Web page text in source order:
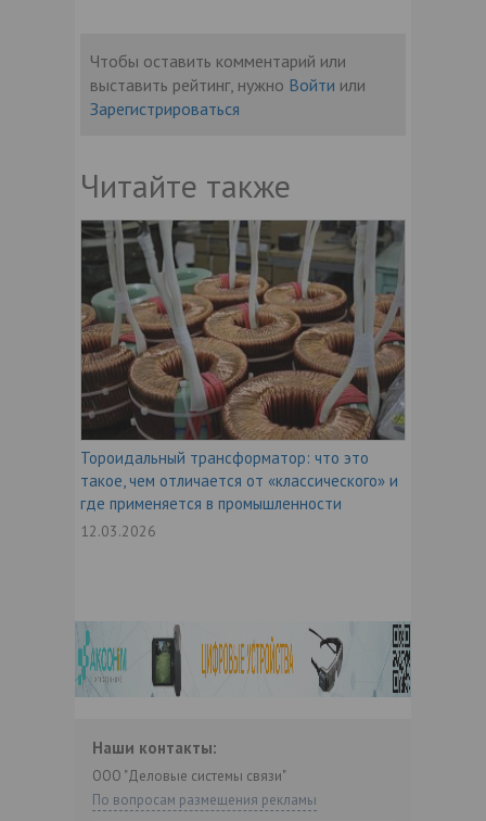
Чтобы оставить комментарий или
выставить рейтинг, нужно Войти или
Зарегистрироваться
Читайте также
Тороидальный трансформатор: что это
такое, чем отличается от «классического» и
где применяется в промышленности
12.03.2026
Наши контакты:
ООО "Деловые системы связи"
По вопросам размещения рекламы